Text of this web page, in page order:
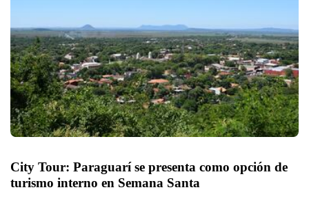
City Tour: Paraguarí se presenta como opción de
turismo interno en Semana Santa